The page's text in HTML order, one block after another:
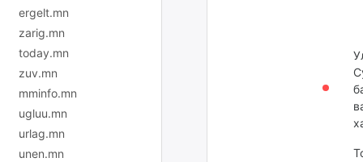
ergelt.mn
zarig.mn
today.mn
zuv.mn
mminfo.mn
ugluu.mn
urlag.mn
unen.mn